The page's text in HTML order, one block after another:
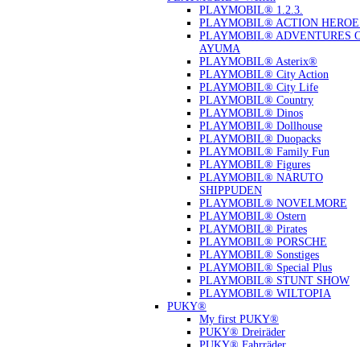
PLAYMOBIL® 1.2.3.
PLAYMOBIL® ACTION
PLAYMOBIL® ADVENTURES
AYUMA
PLAYMOBIL® Asterix®
PLAYMOBIL® City Action
PLAYMOBIL® City Life
PLAYMOBIL® Country
PLAYMOBIL® Dinos
PLAYMOBIL® Dollhouse
PLAYMOBIL® Duopacks
PLAYMOBIL® Family Fun
PLAYMOBIL® Figures
PLAYMOBIL® NARUTO
SHIPPUDEN
PLAYMOBIL® NOVELMORE
PLAYMOBIL® Ostern
PLAYMOBIL® Pirates
PLAYMOBIL® PORSCHE
PLAYMOBIL® Sonstiges
PLAYMOBIL® Special Plus
PLAYMOBIL® STUNT SHOW
PLAYMOBIL® WILTOPIA
PUKY®
My first PUKY®
PUKY® Dreiräder